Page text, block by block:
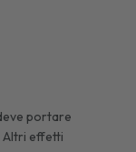
portare
Altri effetti